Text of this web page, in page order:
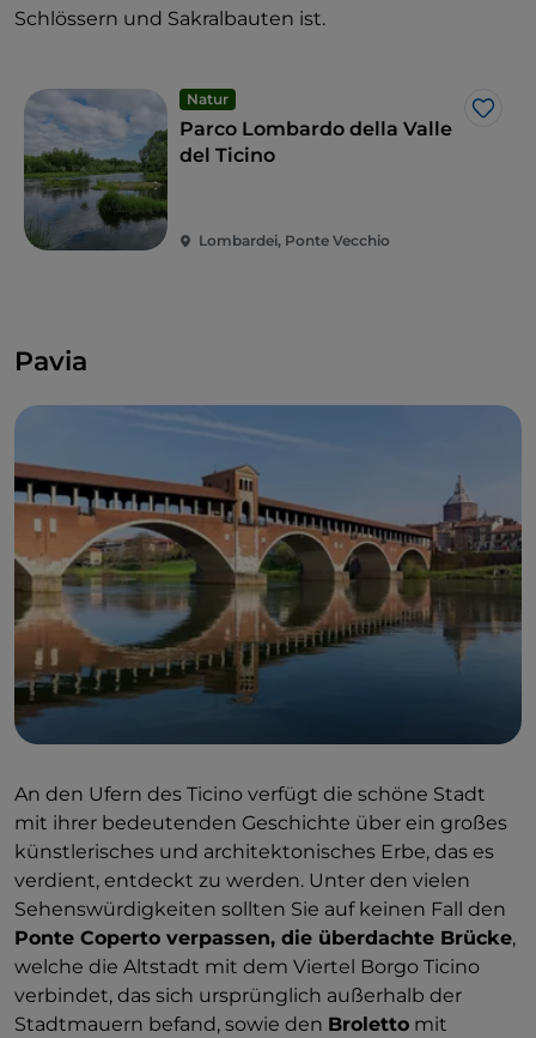
Schlössern und Sakralbauten ist.
Natur
Like
Parco Lombardo della Valle
del Ticino
Lombardei, Ponte Vecchio
Pavia
An den Ufern des Ticino verfügt die schöne Stadt
mit ihrer bedeutenden Geschichte über ein großes
künstlerisches und architektonisches Erbe, das es
verdient, entdeckt zu werden. Unter den vielen
Sehenswürdigkeiten sollten Sie auf keinen Fall den
Ponte Coperto verpassen, die überdachte Brücke,
welche die Altstadt mit dem Viertel Borgo Ticino
verbindet, das sich ursprünglich außerhalb der
Stadtmauern befand, sowie den Broletto mit